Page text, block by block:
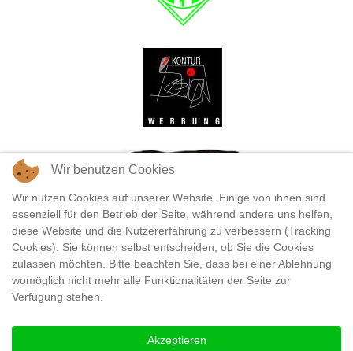
Wir benutzen Cookies
Wir nutzen Cookies auf unserer Website. Einige von ihnen sind
essenziell für den Betrieb der Seite, während andere uns helfen,
diese Website und die Nutzererfahrung zu verbessern (Tracking
Cookies). Sie können selbst entscheiden, ob Sie die Cookies
zulassen möchten. Bitte beachten Sie, dass bei einer Ablehnung
womöglich nicht mehr alle Funktionalitäten der Seite zur
Verfügung stehen.
Akzeptieren